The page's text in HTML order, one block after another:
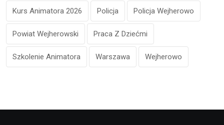
Kurs Animatora 2026 Policja Policja Wejherowo
Powiat Wejherowski Praca Z Dziećmi
Szkolenie Animatora Warszawa Wejherowo